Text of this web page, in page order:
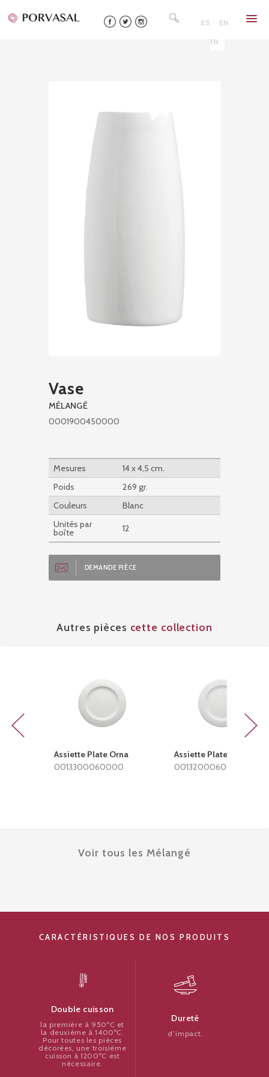
to
ES EN
FR
Vase
MÉLANGÉ
0001900450000
Mesures
14 x 4,5 cm.
Poids
269 gr.
Couleurs
Blanc
Unités par
boîte 12
DEMANDE PIÈCE
Autres pièces cette collection
Assiette Plate Orna
0013300060000
Assiette Plate Elan
0013200060000
Voir tous les Mélangé
CARACTÉRISTIQUES DE NOS PRODUITS
Double cuisson
la première à 950ºC et
la deuxième à 1400ºC.
Pour toutes les pièces
décorées, une troisième
cuisson à 1200ºC est
nécessaire.
Dureté
d’impact.